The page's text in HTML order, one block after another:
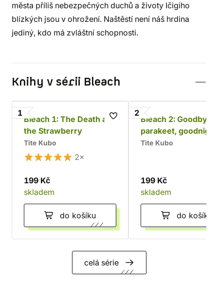
města příliš nebezpečných duchů a životy Ičigiho
blízkých jsou v ohrožení. Naštěstí není náš hrdina
jediný, kdo má zvláštní schopnosti.
Knihy v sérii Bleach
1
Bleach 1: The Death and
the Strawberry
Tite Kubo
2×
199 Kč
skladem
do košíku
2
Bleach 2: Goodbye
parakeet,
sista
Tite Kubo
199 Kč
skladem
do košíku
celá série